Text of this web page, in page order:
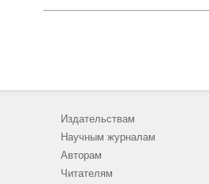
Издательствам
Научным журналам
Авторам
Читателям